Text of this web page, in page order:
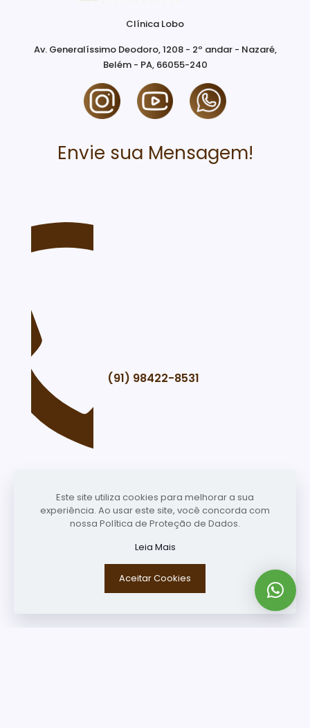
Clínica Lobo
Av. Generalíssimo Deodoro, 1208 - 2º andar - Nazaré,
Belém - PA, 66055-240
Envie sua Mensagem!
(91) 98422-8531
Este site utiliza cookies para melhorar a sua
experiência. Ao usar este site, você concorda com
nossa Política de Proteção de Dados.
Leia Mais
Aceitar Cookies